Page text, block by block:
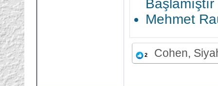
Başlamıştır
Mehmet
2 Cohen,